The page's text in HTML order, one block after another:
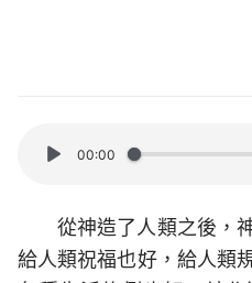
00:00
從神造了人類之後，
給人類祝福也好，給人類